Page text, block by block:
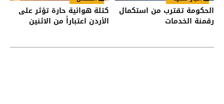
الحكومة تقترب من استكمال
رقمنة الخدمات
كتلة هوائية حارة تؤثر على
الأردن اعتباراً من الاثنين